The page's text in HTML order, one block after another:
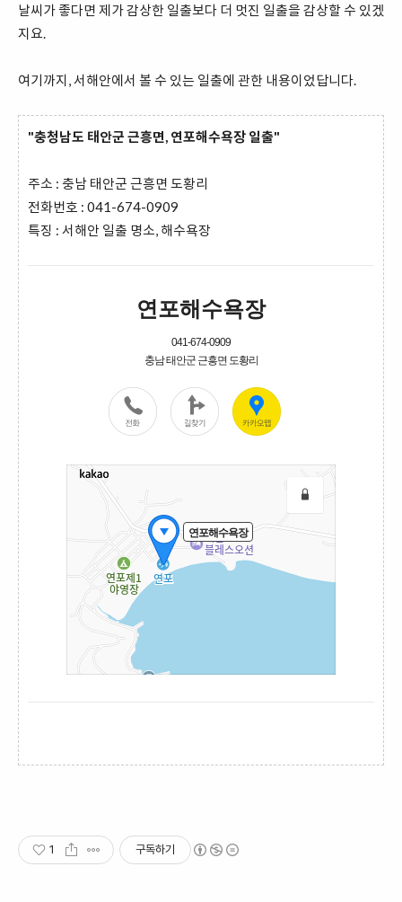
날씨가 좋다면 제가 감상한 일출보다 더 멋진 일출을 감상할 수 있겠
지요.
여기까지, 서해안에서 볼 수 있는 일출에 관한 내용이었답니다.
"충청남도 태안군 근흥면, 연포해수욕장 일출"
주소 : 충남 태안군 근흥면 도황리
전화번호 : 041-674-0909
특징 : 서해안 일출 명소, 해수욕장
1 구독하기